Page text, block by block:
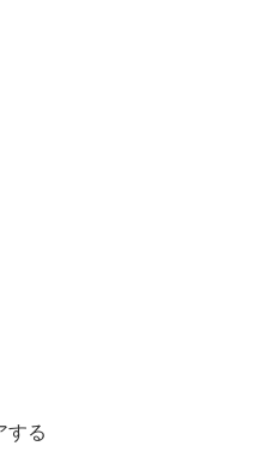
する